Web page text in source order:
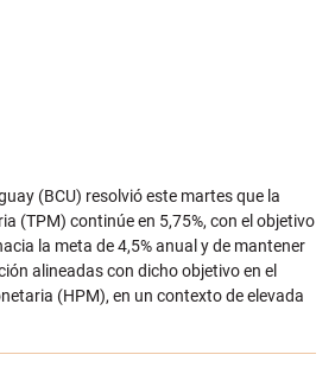
(BCU) resolvió este martes que la
(TPM) continúe en 5,75%, con el objetivo
la meta de 4,5% anual y de mantener
alineadas con dicho objetivo en el
(HPM), en un contexto de elevada